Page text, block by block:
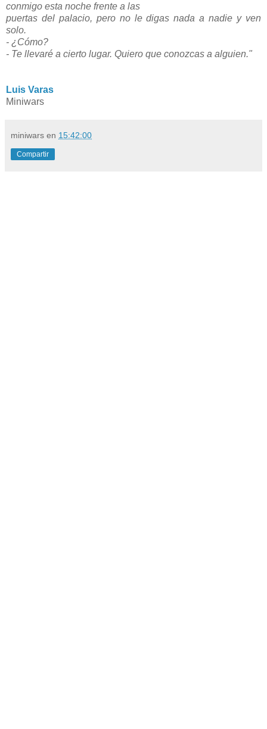
conmigo esta noche frente a las
puertas del palacio, pero no le digas nada a nadie y ven
solo.
- ¿Cómo?
- Te llevaré a cierto lugar. Quiero que conozcas a alguien."
Luis Varas
Miniwars
miniwars en 15:42:00
Compartir